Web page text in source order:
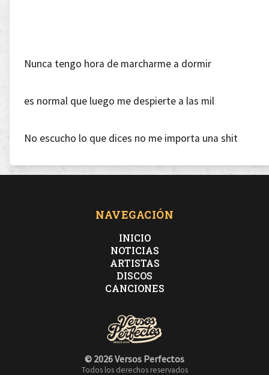
Nunca tengo hora de marcharme a dormir
es normal que luego me despierte a las mil
No escucho lo que dices no me importa una shit
sé que parezco un crío, pero así soy feliz
En serio, mejor a color que en blanco y negro
tengo el coco abollao' como El Gigante De Hierro
Pues claro que sé que tengo mil defectos
NAVEGACIÓN
INICIO
NOTICIAS
ARTISTAS
DISCOS
CANCIONES
© 2026 Versos Perfectos
Todos los derechos reservados